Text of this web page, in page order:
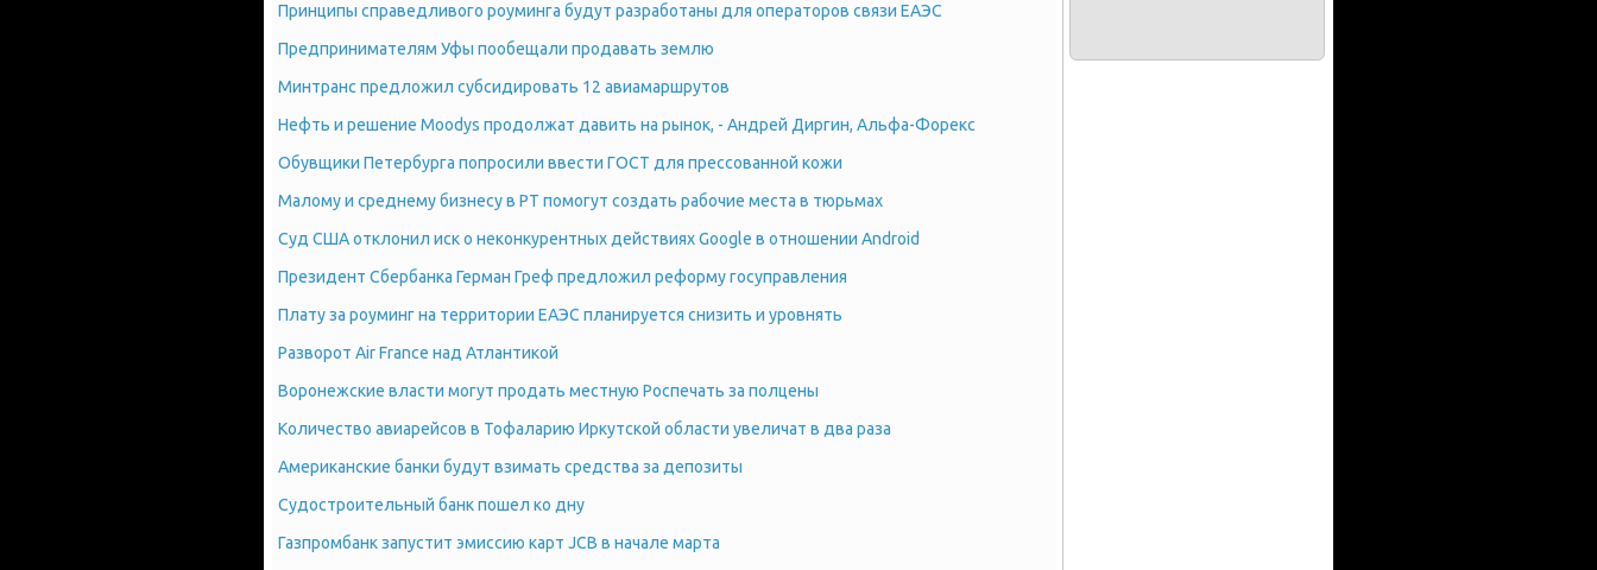
Принципы справедливого роуминга будут разработаны для операторов связи ЕАЭС
Предпринимателям Уфы пообещали продавать землю
Минтранс предложил субсидировать 12 авиамаршрутов
Нефть и решение Moodys продолжат давить на рынок, - Андрей Диргин, Альфа-Форекс
Обувщики Петербурга попросили ввести ГОСТ для прессованной кожи
Малому и среднему бизнесу в РТ помогут создать рабочие места в тюрьмах
Суд США отклонил иск о неконкурентных действиях Google в отношении Android
Президент Сбербанка Герман Греф предложил реформу госуправления
Плату за роуминг на территории ЕАЭС планируется снизить и уровнять
Разворот Air France над Атлантикой
Воронежские власти могут продать местную Роспечать за полцены
Количество авиарейсов в Тофаларию Иркутской области увеличат в два раза
Американские банки будут взимать средства за депозиты
Судостроительный банк пошел ко дну
Газпромбанк запустит эмиссию карт JCB в начале марта